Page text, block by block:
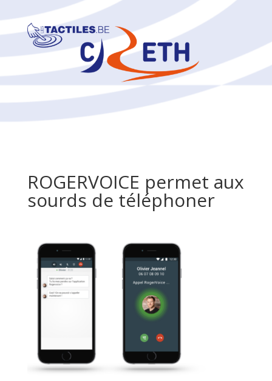
ROGERVOICE permet aux
sourds de téléphoner